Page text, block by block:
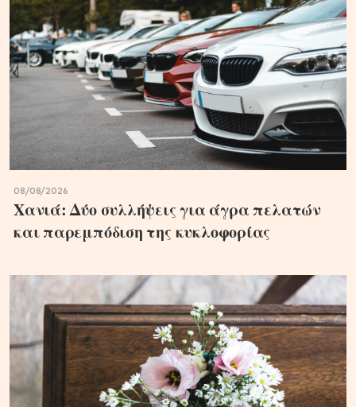
08/08/2026
Χανιά: Δύο συλλήψεις για άγρα πελατών
και παρεμπόδιση της κυκλοφορίας